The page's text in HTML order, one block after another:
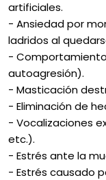
artificiales.
- Ansiedad por
ladridos al
-
autoagresión).
- Masticación
- Eliminación de
- Vocalizaciones
etc.).
- Estrés ante la
- Estrés causado